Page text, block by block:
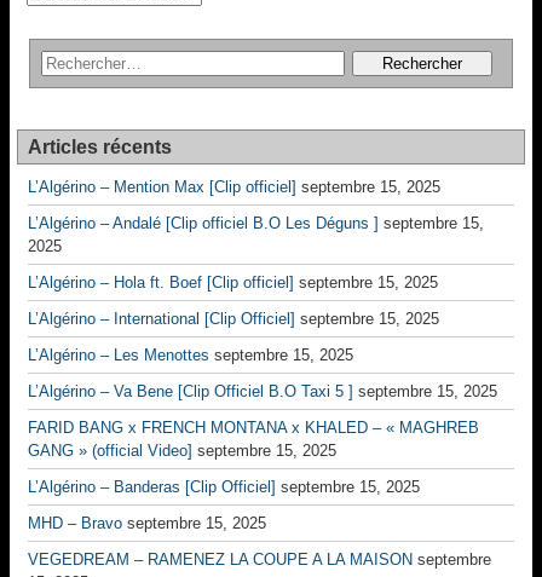
Articles récents
L’Algérino – Mention Max [Clip officiel] septembre 15, 2025
L’Algérino – Andalé [Clip officiel B.O Les Déguns ] septembre 15,
2025
L’Algérino – Hola ft. Boef [Clip officiel] septembre 15, 2025
L’Algérino – International [Clip Officiel] septembre 15, 2025
L’Algérino – Les Menottes septembre 15, 2025
L’Algérino – Va Bene [Clip Officiel B.O Taxi 5 ] septembre 15, 2025
FARID BANG x FRENCH MONTANA x KHALED – « MAGHREB
GANG » (official Video] septembre 15, 2025
L’Algérino – Banderas [Clip Officiel] septembre 15, 2025
MHD – Bravo septembre 15, 2025
VEGEDREAM – RAMENEZ LA COUPE A LA MAISON septembre